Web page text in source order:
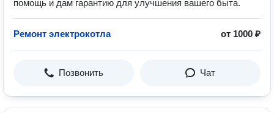
помощь и дам гарантию для улучшения вашего быта.
Ремонт электрокотла от 1000 ₽
Позвонить Чат